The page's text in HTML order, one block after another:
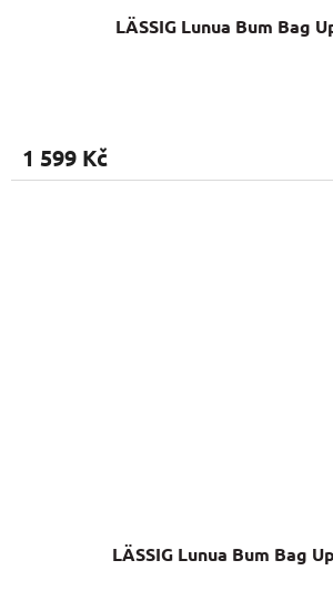
LÄSSIG Lunua Bum Bag
1 599 Kč
LÄSSIG Lunua Bum Bag